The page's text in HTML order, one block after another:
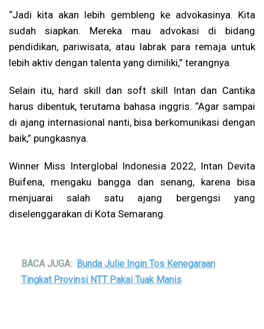
“Jadi kita akan lebih gembleng ke advokasinya. Kita
sudah siapkan. Mereka mau advokasi di bidang
pendidikan, pariwisata, atau labrak para remaja untuk
lebih aktiv dengan talenta yang dimiliki,” terangnya.
Selain itu, hard skill dan soft skill Intan dan Cantika
harus dibentuk, terutama bahasa inggris. “Agar sampai
di ajang internasional nanti, bisa berkomunikasi dengan
baik,” pungkasnya.
Winner Miss Interglobal Indonesia 2022, Intan Devita
Buifena, mengaku bangga dan senang, karena bisa
menjuarai salah satu ajang bergengsi yang
diselenggarakan di Kota Semarang.
BACA JUGA: Bunda Julie Ingin Tos Kenegaraan
Tingkat Provinsi NTT Pakai Tuak Manis